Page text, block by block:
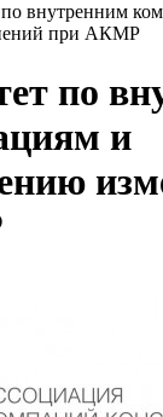
внутренним
при АКМР
по
и